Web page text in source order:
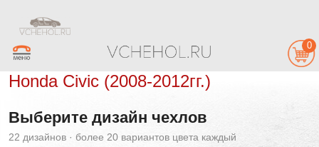
0
Honda Civic (2008-2012гг.)
Выберите дизайн чехлов
22 дизайнов · более 20 вариантов цвета каждый